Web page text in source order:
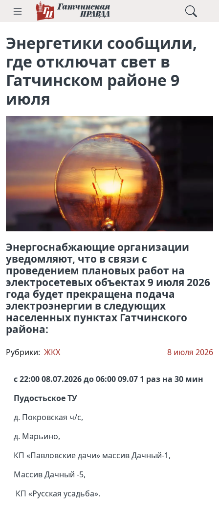
Энергетики сообщили,
где отключат свет в
Гатчинском районе 9
июля
Энергоснабжающие организации
уведомляют, что в связи с
проведением плановых работ на
электросетевых объектах 9 июля 2026
года будет прекращена подача
электроэнергии в следующих
населенных пунктах Гатчинского
района:
Рубрики: ЖКХ 8 июля 2026
с 22:00 08.07.2026 до 06:00 09.07 1 раз на 30 мин
Пудостьское ТУ
д. Покровская ч/с,
д. Марьино,
КП «Павловские дачи» массив Дачный-1,
Массив Дачный -5,
КП «Русская усадьба».